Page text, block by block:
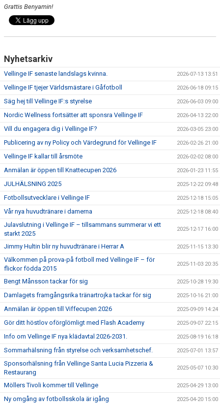
Grattis Benyamin!
Nyhetsarkiv
Vellinge IF senaste landslags kvinna. 2026-07-13 13:51
Vellinge IF tjejer Världsmästare i Gåfotboll 2026-06-18 09:15
Säg hej till Vellinge IF:s styrelse 2026-06-03 09:00
Nordic Wellness fortsätter att sponsra Vellinge IF 2026-04-13 22:00
Vill du engagera dig i Vellinge IF? 2026-03-05 23:00
Publicering av ny Policy och Värdegrund för Vellinge IF 2026-02-26 21:00
Vellinge IF kallar till årsmöte 2026-02-02 08:00
Anmälan är öppen till Knattecupen 2026 2026-01-23 11:55
JULHÄLSNING 2025 2025-12-22 09:48
Fotbollsutvecklare i Vellinge IF 2025-12-18 15:05
Vår nya huvudtränare i damerna 2025-12-18 08:40
Julavslutning i Vellinge IF – tillsammans summerar vi ett
starkt 2025
2025-12-17 16:00
Jimmy Hultin blir ny huvudtränare i Herrar A 2025-11-15 13:30
Välkommen på prova-på fotboll med Vellinge IF – för
flickor födda 2015
2025-11-03 20:35
Bengt Månsson tackar för sig 2025-10-28 19:30
Damlagets framgångsrika tränartrojka tackar för sig 2025-10-16 21:00
Anmälan är öppen till Viffecupen 2026 2025-09-09 14:24
Gör ditt höstlov oförglömligt med Flash Academy 2025-09-07 22:15
Info om Vellinge IF nya klädavtal 2026-2031. 2025-08-19 16:18
Sommarhälsning från styrelse och verksamhetschef. 2025-07-01 13:57
Sponsorhälsning från Vellinge Santa Lucia Pizzeria &
Restaurang
2025-05-07 10:30
Möllers Tivoli kommer till Vellinge 2025-04-29 13:00
Ny omgång av fotbollsskola är igång 2025-04-20 15:00